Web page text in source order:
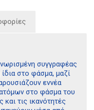
συγγραφέας
στο φάσμα, μαζί
εννέα
στο φάσμα του
και τις ικανότητές